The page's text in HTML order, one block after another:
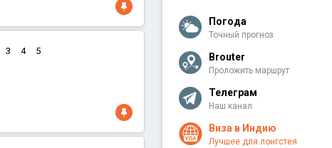
3 4
5
Погода
Точный прогноз
Brouter
Проложить маршрут
Телеграм
Наш канал
Виза в Индию
Лучшее для лонгстея